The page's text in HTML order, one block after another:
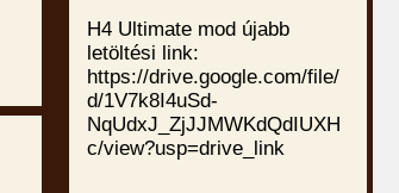
H4 Ultimate mod újabb
letöltési link:
https://drive.google.com/file/
d/1V7k8I4uSd-
NqUdxJ_ZjJJMWKdQdIUXH
c/view?usp=drive_link